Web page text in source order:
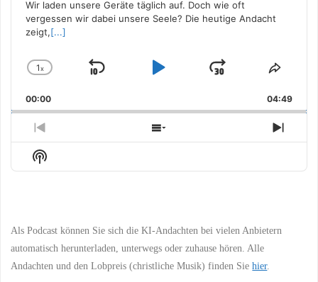
Wir laden unsere Geräte täglich auf. Doch wie oft
vergessen wir dabei unsere Seele? Die heutige Andacht
zeigt,[...]
Change
Rate
1x
Skip
Play
Jump
Forward
Share
00:00 04:49
Previous
Episode
Show
Episodes
Next
Show
Podcast
Als Podcast können Sie sich die KI-Andachten bei vielen Anbietern
automatisch herunterladen, unterwegs oder zuhause hören. Alle
Andachten und den Lobpreis (christliche Musik) finden Siehier.